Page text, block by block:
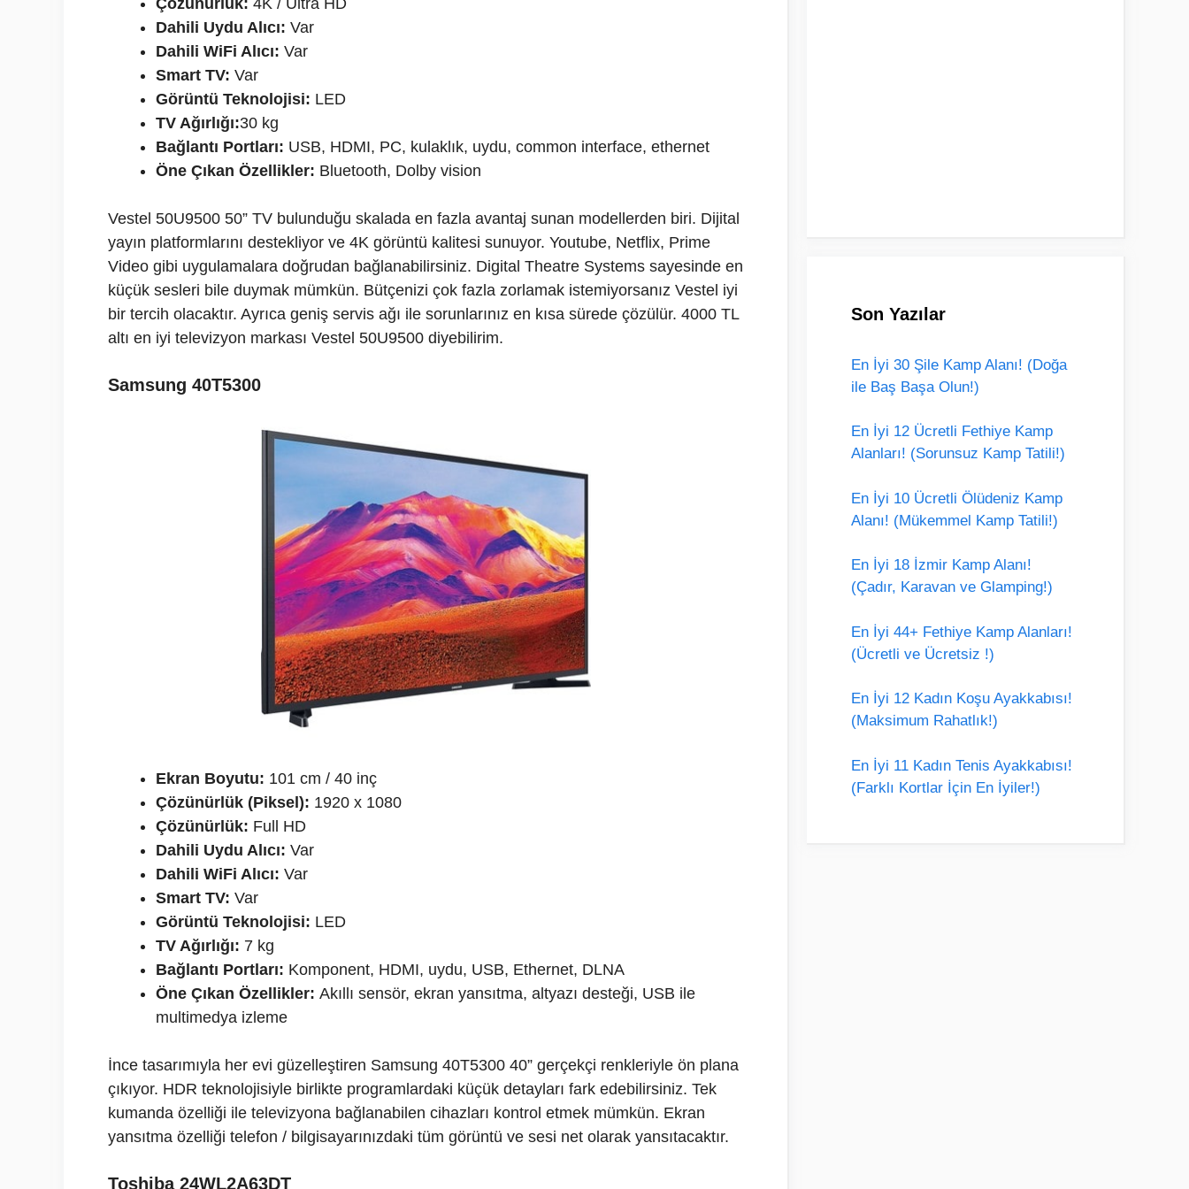
Çözünürlük: 4K / Ultra HD
Dahili Uydu Alıcı: Var
Dahili WiFi Alıcı: Var
Smart TV: Var
Görüntü Teknolojisi: LED
TV Ağırlığı:30 kg
Bağlantı Portları: USB, HDMI, PC, kulaklık, uydu, common interface, ethernet
Öne Çıkan Özellikler: Bluetooth, Dolby vision
Vestel 50U9500 50” TV bulunduğu skalada en fazla avantaj sunan modellerden biri. Dijital
yayın platformlarını destekliyor ve 4K görüntü kalitesi sunuyor. Youtube, Netflix, Prime
Video gibi uygulamalara doğrudan bağlanabilirsiniz. Digital Theatre Systems sayesinde en
küçük sesleri bile duymak mümkün. Bütçenizi çok fazla zorlamak istemiyorsanız Vestel iyi
bir tercih olacaktır. Ayrıca geniş servis ağı ile sorunlarınız en kısa sürede çözülür. 4000 TL
altı en iyi televizyon markası Vestel 50U9500 diyebilirim.
Samsung 40T5300
Ekran Boyutu: 101 cm / 40 inç
Çözünürlük (Piksel): 1920 x 1080
Çözünürlük: Full HD
Dahili Uydu Alıcı: Var
Dahili WiFi Alıcı: Var
Smart TV: Var
Görüntü Teknolojisi: LED
TV Ağırlığı: 7 kg
Bağlantı Portları: Komponent, HDMI, uydu, USB, Ethernet, DLNA
Öne Çıkan Özellikler: Akıllı sensör, ekran yansıtma, altyazı desteği, USB ile
multimedya izleme
İnce tasarımıyla her evi güzelleştiren Samsung 40T5300 40” gerçekçi renkleriyle ön plana
çıkıyor. HDR teknolojisiyle birlikte programlardaki küçük detayları fark edebilirsiniz. Tek
kumanda özelliği ile televizyona bağlanabilen cihazları kontrol etmek mümkün. Ekran
yansıtma özelliği telefon / bilgisayarınızdaki tüm görüntü ve sesi net olarak yansıtacaktır.
Toshiba 24WL2A63DT
Son Yazılar
En İyi 30 Şile Kamp Alanı! (Doğa
ile Baş Başa Olun!)
En İyi 12 Ücretli Fethiye Kamp
Alanları! (Sorunsuz Kamp Tatili!)
En İyi 10 Ücretli Ölüdeniz Kamp
Alanı! (Mükemmel Kamp Tatili!)
En İyi 18 İzmir Kamp Alanı!
(Çadır, Karavan ve Glamping!)
En İyi 44+ Fethiye Kamp Alanları!
(Ücretli ve Ücretsiz !)
En İyi 12 Kadın Koşu Ayakkabısı!
(Maksimum Rahatlık!)
En İyi 11 Kadın Tenis Ayakkabısı!
(Farklı Kortlar İçin En İyiler!)